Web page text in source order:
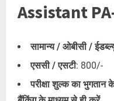
Assistant
सामान्य / ओबीसी /
एससी / एसटी: 800/-
परीक्षा शुल्क का भुगतान